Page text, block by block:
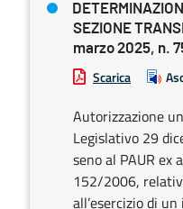
SEZIONE
marzo 2025, n.
Scarica
Autorizzazione
Legislativo 29
seno al PAUR ex
152/2006,
all’esercizio di